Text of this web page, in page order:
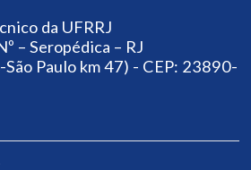
da UFRRJ
– Seropédica – RJ
Paulo km 47) - CEP: 23890-